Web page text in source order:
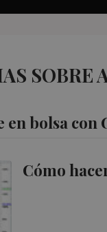
SOBRE
bolsa con
Cómo